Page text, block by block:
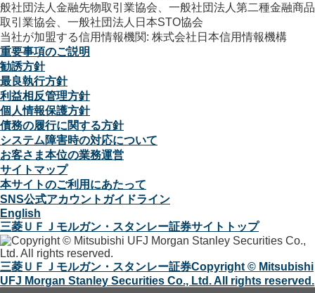
般社団法人金融先物取引業協会、一般社団法人第二種金融商品
取引業協会、一般社団法人日本STO協会
当社が加盟する信用情報機関: 株式会社日本信用情報機構
重要事項のご説明
勧誘方針
最良執行方針
利益相反管理方針
個人情報保護方針
債務の履行に関する方針
システム障害時の対応について
お客さま本位の業務運営
サイトマップ
本サイトのご利用にあたって
SNS公式アカウントガイドライン
English
三菱ＵＦＪモルガン・スタンレー証券サイトトップ
三菱ＵＦＪモルガン・スタンレー証券Copyright © Mitsubishi
UFJ Morgan Stanley Securities Co., Ltd. All rights reserved.